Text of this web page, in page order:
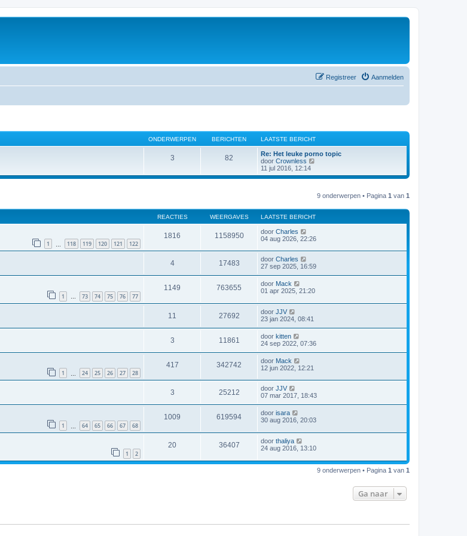
Aanmelden
Registreer
ONDERWERPEN BERICHTEN LAATSTE BERICHT
3 82
Re: Het leuke porno topic
door Crownless
k
k
a
a
t
t
b
r
i
11 jul 2016, 12:14
9 onderwerpen • Pagina 1 van 1
REACTIES WEERGAVES LAATSTE BERICHT
1 118 119 120 121 122
1816 1158950 door Charles
04 aug 2026, 22:26
4 17483 door Charles
27 sep 2025, 16:59
1 … 73 74 75 76 77
1149 763655 door Mack
01 apr 2025, 21:20
11 27692 door JJV
23 jan 2024, 08:41
3 11861 door kitten
24 sep 2022, 07:36
1 24 25 26 27 28
417 342742 door Mack
12 jun 2022, 12:21
3 25212 door JJV
07 mar 2017, 18:43
1 64 65 66 67 68
1009 619594 door isara
30 aug 2016, 20:03
1 2
20 36407 door thaliya
24 aug 2016, 13:10
9 onderwerpen • Pagina 1 van 1
Ga naar